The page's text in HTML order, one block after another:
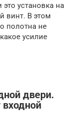
установка на
винт. В этом
полотна не
усилие
двери.
входной